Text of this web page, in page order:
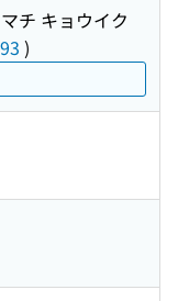
チ キョウイク
)